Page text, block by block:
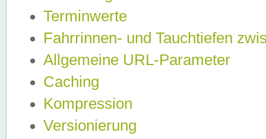
Terminwerte
Fahrrinnen- und Tauchtiefen
Allgemeine URL-Parameter
Caching
Kompression
Versionierung